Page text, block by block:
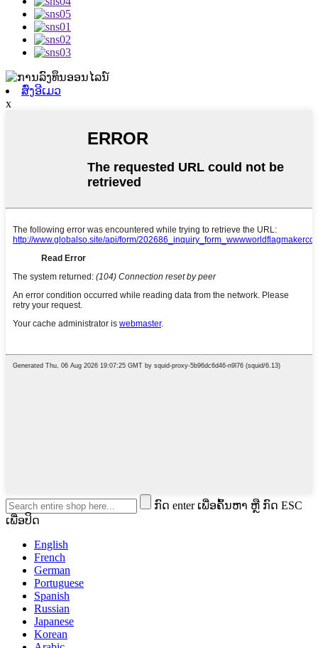
ສົ່ງອີເມວ
x
ກົດ enter ເພື່ອຄົ້ນຫາ ຫຼື ກົດ ESC
ເພື່ອປິດ
English
French
German
Portuguese
Spanish
Russian
Japanese
Korean